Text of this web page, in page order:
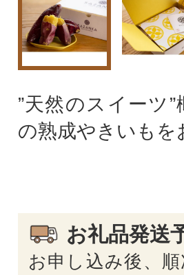
”天然のスイーツ
の熟成やきいも
お礼品発送
お申し込み後、